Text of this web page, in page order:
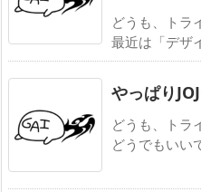
どうも、トラ
最近は「デザ
やっぱり
どうも、トラ
どうでもいい